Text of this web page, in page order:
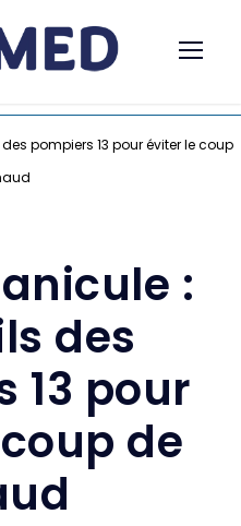
pompiers 13 pour éviter le coup
:
des
13 pour
de